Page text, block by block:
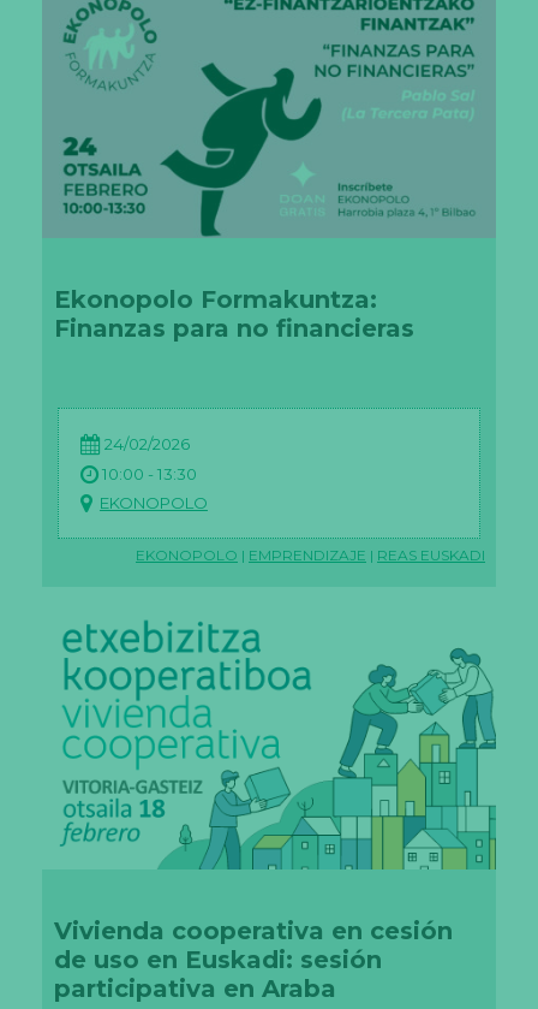
Ekonopolo Formakuntza:
Finanzas para no financieras
24/02/2026
10:00 - 13:30
EKONOPOLO
EKONOPOLO | EMPRENDIZAJE | REAS EUSKADI
Vivienda cooperativa en cesión
de uso en Euskadi: sesión
participativa en Araba
e
s
a
ri
a
st
a
s
c
o